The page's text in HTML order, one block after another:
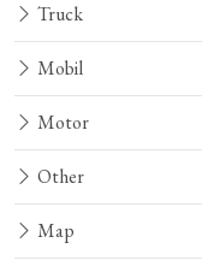
Truck
Mobil
Motor
Other
Map